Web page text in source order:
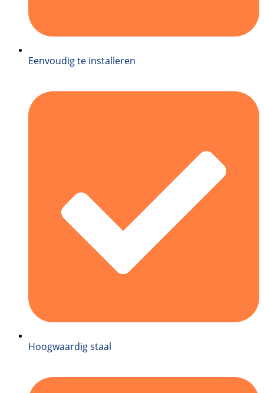
Eenvoudig te installeren
Hoogwaardig staal